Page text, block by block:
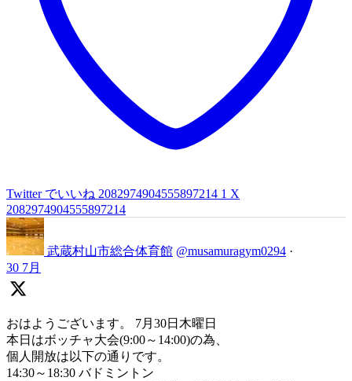
Twitter でいいね 2082974904555897214 1 X
2082974904555897214
武蔵村山市総合体育館 @musamuragym0294 ·
30 7月
おはようございます。 7月30日木曜日
本日はボッチャ大会(9:00～14:00)の為、
個人開放は以下の通りです。
14:30～18:30 バドミントン